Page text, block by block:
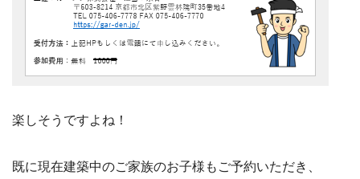
楽しそうですよね！
既に現在建築中のご家族のお子様もご予約いただき、